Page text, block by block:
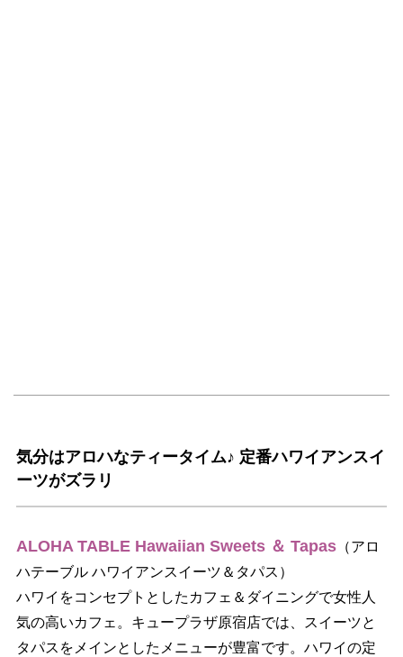
気分はアロハなティータイム♪ 定番ハワイアンスイ
ーツがズラリ
ALOHA TABLE Hawaiian Sweets ＆ Tapas（アロ
ハテーブル ハワイアンスイーツ＆タパス）
ハワイをコンセプトとしたカフェ＆ダイニングで女性人
気の高いカフェ。キュープラザ原宿店では、スイーツと
タパスをメインとしたメニューが豊富です。ハワイの定